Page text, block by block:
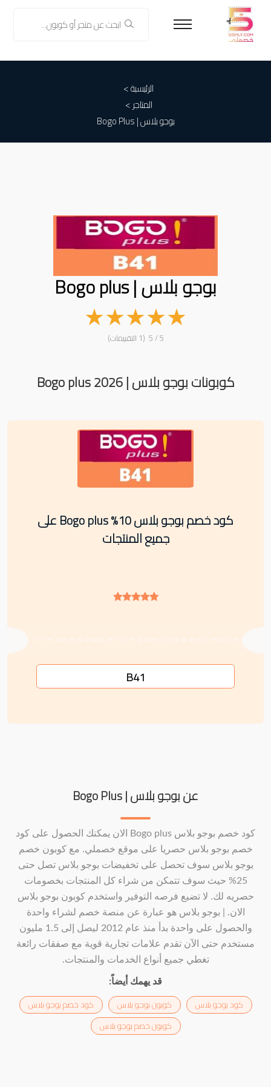
الرئيسية >
المتاجر >
بوجو بلاس | Bogo Plus
بوجو بلاس | Bogo plus
★
★
★
★
★ 5 / 5 (1 التقييمات)
كوبونات بوجو بلاس | Bogo plus 2026
كود خصم بوجو بلاس 10% Bogo plus على
جميع المنتجات
B41
عن بوجو بلاس | Bogo Plus
كود خصم بوجو بلاس Bogo plus الان يمكنك الحصول على كود
خصم بوجو بلاس حصريا على موقع خصملي. مع كوبون خصم
بوجو بلاس سوف تحصل على تخفيضات بوجو بلاس تصل حتى
25% حيث سوف تتمكن من شراء كل المنتجات بخصومات
حصريه لك. لا تضيع فرصه التوفير واستخدم كوبون بوجو بلاس
الان. | بوجو بلاس هو عبارة عن منصة خصم لشراء واحدة
والحصول على واحدة بدأ منذ عام 2012 ليصل إلى 1.5 مليون
مستخدم حتى الآن تقدم علامات تجارية قوية مع صفقات رائعة
تغطي جميع أنواع الخدمات والمنتجات.
قد يهمك أيضاً:
كود بوجو بلاس كوبون بوجو بلاس
كود خصم بوجو بلاس
كوبون خصم بوجو بلاس